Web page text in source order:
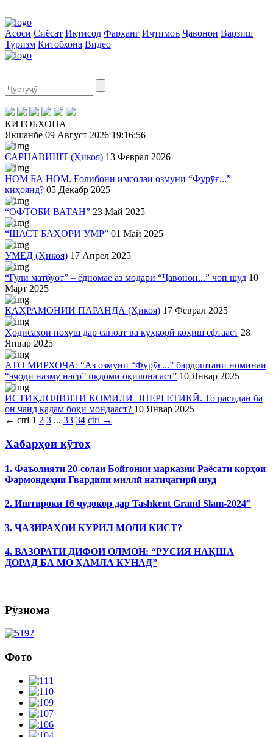
Асосӣ Сиёсат Иқтисод Фарҳанг Иҷтимоъ Ҷавонон Варзиш
Туризм Китобхона Видео
КИТОБХОНА
Якшанбе 09 Август 2026 19:16:56
САРНАВИШТ (Ҳикоя) 13 Феврал 2026
НОМ БА НОМ. Ғолибони имсолаи озмуни “Фурӯғ...”
киҳоянд? 05 Декабр 2025
“ОФТОБИ ВАТАН” 23 Май 2025
“ШАСТ БАҲОРИ УМР” 01 Май 2025
УМЕД (Ҳикоя) 17 Апрел 2025
“Гули матбуот” – ёдномае аз модари “Ҷавонон...” чоп шуд 10
Март 2025
ҚАҲРАМОНИИ ПАРАНДА (Ҳикоя) 17 Феврал 2025
Ҳодисаҳои нохуш дар саноат ва кӯҳкорӣ коҳиш ёфтааст 28
Январ 2025
АТО МИРХОҶА: “Аз озмуни “Фурӯғ...” бардоштани номинаи
“эҷоди назму наср” иқдоми оқилона аст” 10 Январ 2025
ИСТИҚЛОЛИЯТИ КОМИЛИ ЭНЕРГЕТИКӢ. То расидан ба
он чанд қадам боқӣ мондааст? 10 Январ 2025
← ctrl 1 2 3 ... 33 34 ctrl →
Хабарҳои кӯтоҳ
1. Фаъолияти 20-солаи Бойгонии марказии Раёсати корҳои
Фармондеҳии Гвардияи миллӣ натиҷагирӣ шуд
2. Иштироки 16 ҷудокор дар Tashkent Grand Slam-2024”
3. ҶАЗИРАҲОИ КУРИЛ МОЛИ КИСТ?
4. ВАЗОРАТИ ДИФОИ ОЛМОН: “РУСИЯ НАҚША
ДОРАД БА МО ҲАМЛА КУНАД”
Рӯзнома
Фото